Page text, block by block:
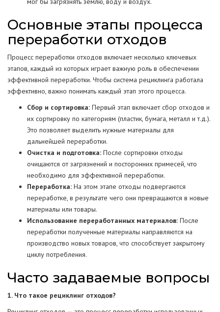
Основные этапы процесса
переработки отходов
Процесс переработки отходов включает несколько ключевых
этапов, каждый из которых играет важную роль в обеспечении
эффективной переработки. Чтобы система рециклинга работала
эффективно, важно понимать каждый этап этого процесса.
Сбор и сортировка: Первый этап включает сбор отходов и
их сортировку по категориям (пластик, бумага, металл и т.д.).
Это позволяет выделить нужные материалы для
дальнейшей переработки.
Очистка и подготовка: После сортировки отходы
очищаются от загрязнений и посторонних примесей, что
необходимо для эффективной переработки.
Переработка: На этом этапе отходы подвергаются
переработке, в результате чего они превращаются в новые
материалы или товары.
Использование переработанных материалов: После
переработки полученные материалы направляются на
производство новых товаров, что способствует закрытому
циклу потребления.
Часто задаваемые вопросы
1. Что такое рециклинг отходов?